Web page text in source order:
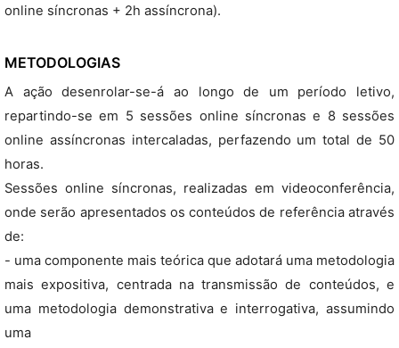
online síncronas + 2h assíncrona).
METODOLOGIAS
A ação desenrolar-se-á ao longo de um período letivo,
repartindo-se em 5 sessões online síncronas e 8 sessões
online assíncronas intercaladas, perfazendo um total de 50
horas.
Sessões online síncronas, realizadas em videoconferência,
onde serão apresentados os conteúdos de referência através
de:
- uma componente mais teórica que adotará uma metodologia
mais expositiva, centrada na transmissão de conteúdos, e
uma metodologia demonstrativa e interrogativa, assumindo
uma